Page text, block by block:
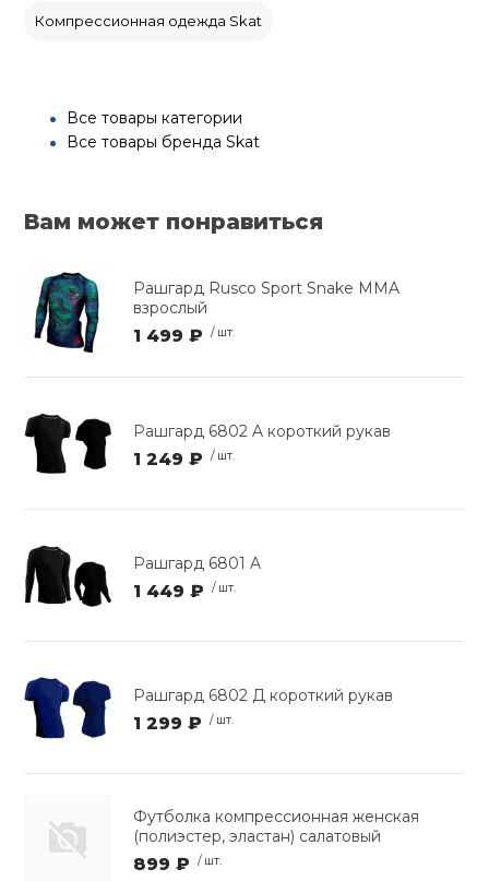
Компрессионная одежда Skat
Все товары категории
Все товары бренда Skat
Вам может понравиться
Рашгард Rusco Sport Snake MMA
взрослый
1 499 ₽ / шт.
Рашгард 6802 A короткий рукав
1 249 ₽ / шт.
Рашгард 6801 A
1 449 ₽ / шт.
Рашгард 6802 Д короткий рукав
1 299 ₽ / шт.
Футболка компрессионная женская
(полиэстер, эластан) салатовый
899 ₽ / шт.